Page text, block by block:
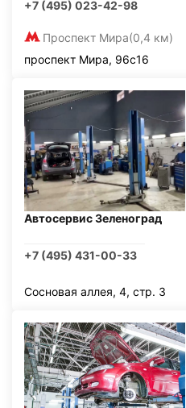
+7 (495) 023-42-98
Проспект Мира(0,4 км)
проспект Мира, 96с16
Автосервис Зеленоград
+7 (495) 431-00-33
Сосновая аллея, 4, стр. 3